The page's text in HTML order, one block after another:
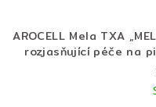
AROCELL Mela TXA
rozjasňující péče na